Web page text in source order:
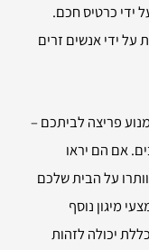
ידי כרטיס חכם.
ידי אנשים זרים
פריצה לביתכם –
אם הם יראו
על הבית שלכם
מיגון נוסף
יכולה לזהות